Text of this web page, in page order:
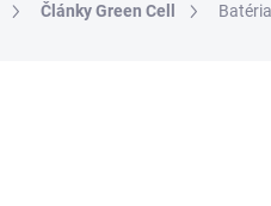
Články Green Cell